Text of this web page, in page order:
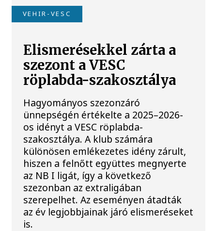
VEHIR-VESC
Elismerésekkel zárta a
szezont a VESC
röplabda-szakosztálya
Hagyományos szezonzáró
ünnepségén értékelte a 2025–2026-
os idényt a VESC röplabda-
szakosztálya. A klub számára
különösen emlékezetes idény zárult,
hiszen a felnőtt együttes megnyerte
az NB I ligát, így a következő
szezonban az extraligában
szerepelhet. Az eseményen átadták
az év legjobbjainak járó elismeréseket
is.